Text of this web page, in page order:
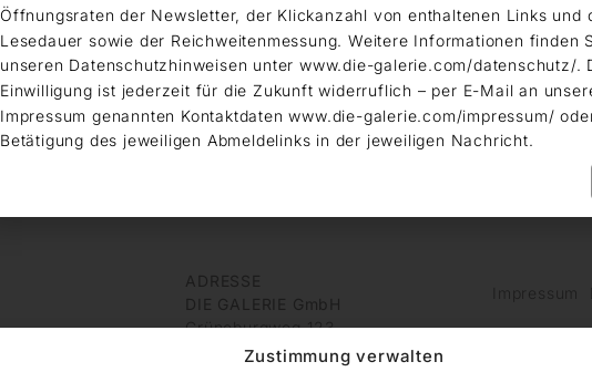
Zustimmung verwalten
100 KÖPFE
9. Juni 2016 - 3. September 2016
DIE GALERIE, Frankfurt am Main
ADRESSE
DIE GALERIE GmbH
Grüneburgweg 123
60323 Frankfurt am Main
Impressum
Öffnungsraten der Newsletter, der Klickanzahl von enthaltenen Links und
Lesedauer sowie der Reichweitenmessung. Weitere Informationen finden
unseren Datenschutzhinweisen unter www.die-galerie.com/datenschutz/.
Einwilligung ist jederzeit für die Zukunft widerruflich – per E-Mail an
Impressum genannten Kontaktdaten www.die-galerie.com/impressum/
Betätigung des jeweiligen Abmeldelinks in der jeweiligen Nachricht.